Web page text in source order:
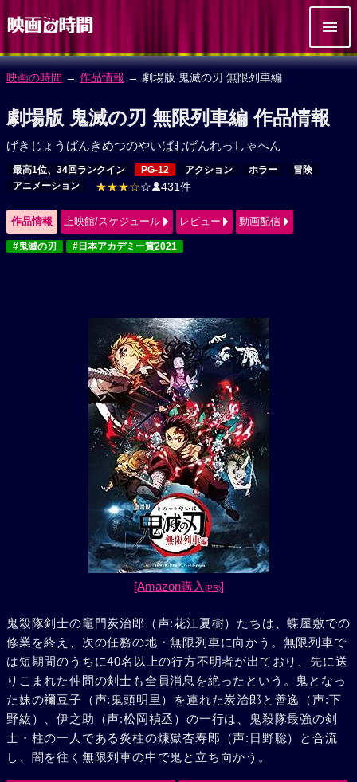
映画の時間 → 作品情報 → 劇場版 鬼滅の刃 無限列車編
劇場版 鬼滅の刃 無限列車編 作品情報
げきじょうばんきめつのやいばむげんれっしゃへん
最高1位、34回ランクイン PG-12 アクション ホラー
冒険
アニメーション
★★★☆☆ 431件
作品情報 上映館/スケジュール レビュー 動画配信
#鬼滅の刃 #日本アカデミー賞2021
[Amazon購入 (PR)]
鬼殺隊剣士の竈門炭治郎（声:花江夏樹）たちは、蝶屋敷での
修業を終え、次の任務の地・無限列車に向かう。無限列車で
は短期間のうちに40名以上の行方不明者が出ており、先に送
りこまれた仲間の剣士も全員消息を絶ったという。鬼となっ
た妹の禰豆子（声:鬼頭明里）を連れた炭治郎と善逸（声:下
野紘）、伊之助（声:松岡禎丞）の一行は、鬼殺隊最強の剣
士・柱の一人である炎柱の煉獄杏寿郎（声:日野聡）と合流
し、闇を往く無限列車の中で鬼と立ち向かう。